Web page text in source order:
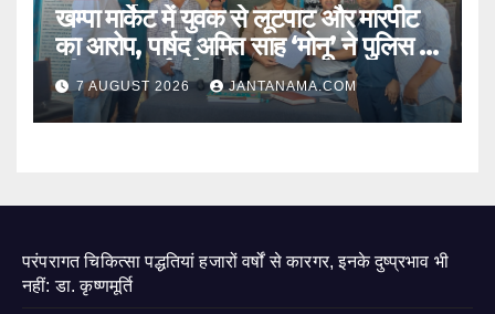
खम्पा मार्केट में युवक से लूटपाट और मारपीट
का आरोप, पार्षद अमित साह ‘मोनू’ ने पुलिस से
की सख्त कार्रवाई की मांग
7 AUGUST 2026 JANTANAMA.COM
परंपरागत चिकित्सा पद्धतियां हजारों वर्षों से कारगर, इनके दुष्प्रभाव भी
नहीं: डा. कृष्णमूर्ति